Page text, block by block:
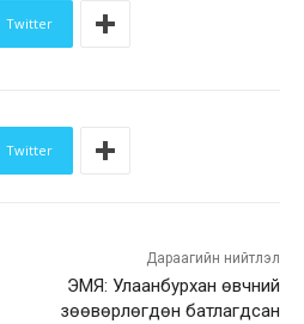
Twitter
Twitter
Дараагийн нийтлэл
ЭМЯ: Улаанбурхан өвчний
зөөвөрлөгдөн батлагдсан